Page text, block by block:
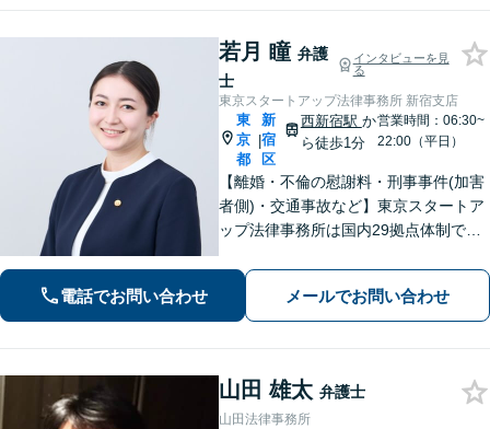
若月 瞳 弁護
士
インタビューを見
る
東京スタートアップ法律事務所 新宿支店
東
京
都
|
新
宿
区
西新宿駅 か
ら徒歩1分
営業時間：06:30~
22:00（平日）
【離婚・不倫の慰謝料・刑事事件(加害
者側)・交通事故など】東京スタートア
ップ法律事務所は国内29拠点体制で全
対応(法律相談は完全予約制)】各分野で
専門性の高い弁護士が寄り添い解決を
サポートします。
電話でお問い合わせ メールでお問い合わせ
山田 雄太 弁護士
山田法律事務所